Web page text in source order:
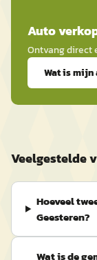
Auto
Ontvang direct
Wat is mijn
Veelgestelde
Hoeveel
Geesteren?
Wat is de